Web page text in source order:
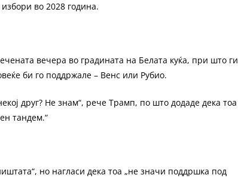
во 2028 година.
вечера во градината на Белата куќа, при што ги
би го поддржале – Венс или Рубио.
друг? Не знам“, рече Трамп, по што додаде дека тоа
тандем.“
но нагласи дека тоа „не значи поддршка под